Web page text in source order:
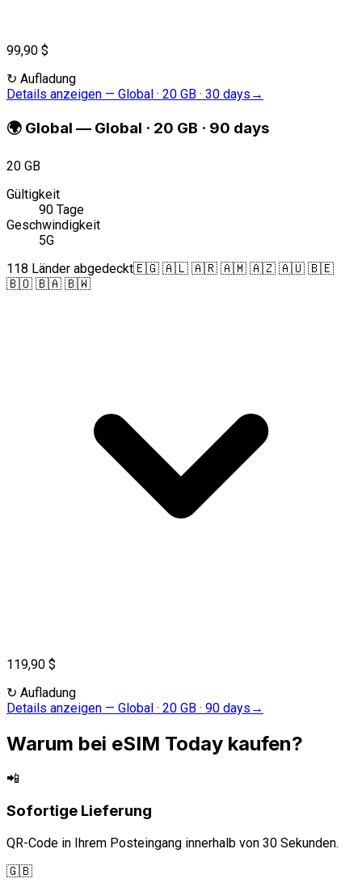
99,90 $
↻ Aufladung
Details anzeigen — Global · 20 GB · 30 days →
🌍 Global — Global · 20 GB · 90 days
20 GB
Gültigkeit
90 Tage
Geschwindigkeit
5G
118 Länder abgedeckt🇪🇬 🇦🇱 🇦🇷 🇦🇲 🇦🇿 🇦🇺 🇧🇪
🇧🇴 🇧🇦 🇧🇼
119,90 $
↻ Aufladung
Details anzeigen — Global · 20 GB · 90 days →
Warum bei eSIM Today kaufen?
📲
Sofortige Lieferung
QR-Code in Ihrem Posteingang innerhalb von 30 Sekunden.
🇬🇧